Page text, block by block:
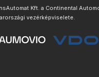
Kft. a Continental
vezérképviselete.